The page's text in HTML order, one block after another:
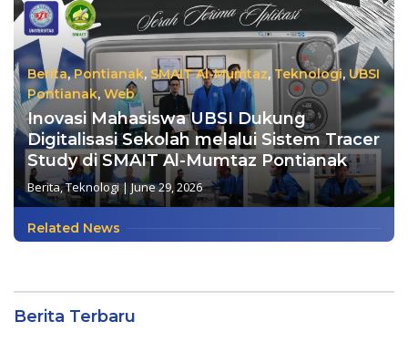
Berita,Pontianak, SMAIT Al-Mumtaz, Teknologi, UBSI
Pontianak, Web
Inovasi Mahasiswa UBSI Dukung
Digitalisasi Sekolah melalui Sistem Tracer
Study di SMAIT Al-Mumtaz Pontianak
Berita,Teknologi|June 29, 2026
Related News
Berita Terbaru